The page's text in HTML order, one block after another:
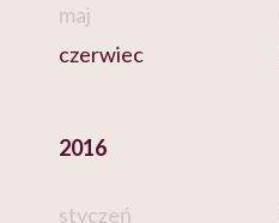
maj
czerwiec
2016
styczeń